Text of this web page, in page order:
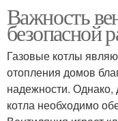
Важность
безопасной
Газовые котлы
отопления домов
надежности. Однако,
котла необходимо